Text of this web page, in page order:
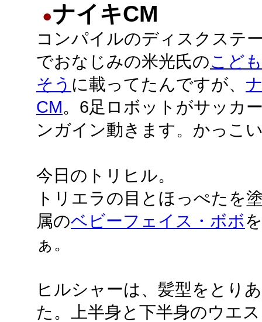
●ナイキCM
コンパイルのディスクステ
でおなじみの米光氏のこど
そう に載ってたんですが、
CM。6足ロボットがサッカ
ンガイン動きます。かっこ
今日のトリヒル。
トリエラの目とほっぺたを
属のベビーフェイス・ボボ
ぁ。
ヒルシャーは、髪型をとり
た。上半身と下半身のウエ